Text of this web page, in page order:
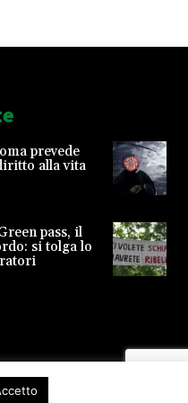
prevede
alla vita
pass, il
si tolga lo